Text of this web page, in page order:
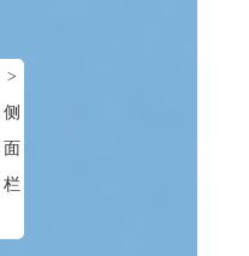
>
侧
面
栏